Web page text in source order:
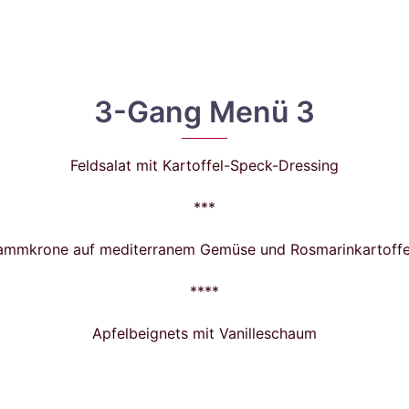
3-Gang Menü 3
Feldsalat mit Kartoffel-Speck-Dressing
***
auf mediterranem Gemüse und
****
Apfelbeignets mit Vanilleschaum